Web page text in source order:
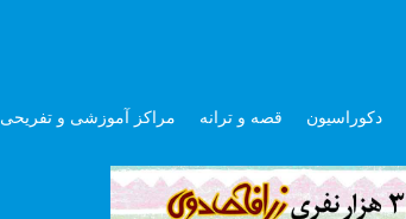
دکوراسیون قصه و ترانه مراکز آموزشی و تفریحی